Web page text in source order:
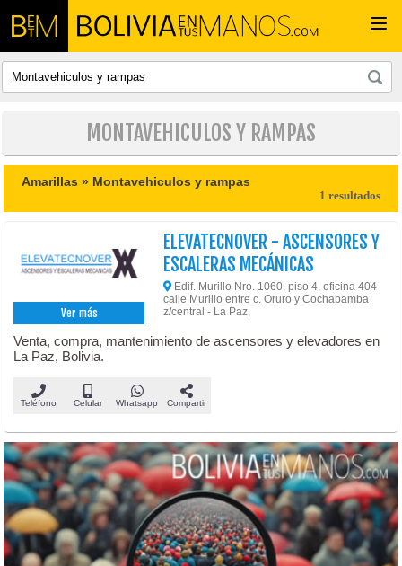
MONTAVEHICULOS Y RAMPAS
Amarillas » Montavehiculos y rampas
1 resultados
Ver más
ELEVATECNOVER - ASCENSORES Y
ESCALERAS MECÁNICAS
Edif. Murillo Nro. 1060, piso 4, oficina 404
calle Murillo entre c. Oruro y Cochabamba
z/central - La Paz,
Venta, compra, mantenimiento de ascensores y elevadores en
La Paz, Bolivia.
Teléfono Celular Whatsapp Compartir